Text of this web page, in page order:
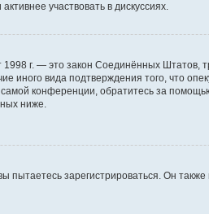
участвовать в дискуссиях.
г. — это закон Соединённых
иного вида подтверждения того, что
конференции, обратитесь за
ниже.
зарегистрироваться. Он